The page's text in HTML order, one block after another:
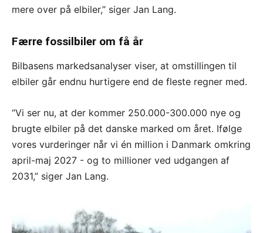
mere over på elbiler,” siger Jan Lang.
Færre fossilbiler om få år
Bilbasens markedsanalyser viser, at omstillingen til
elbiler går endnu hurtigere end de fleste regner med.
“Vi ser nu, at der kommer 250.000-300.000 nye og
brugte elbiler på det danske marked om året. Ifølge
vores vurderinger når vi én million i Danmark omkring
april-maj 2027 - og to millioner ved udgangen af
2031,” siger Jan Lang.